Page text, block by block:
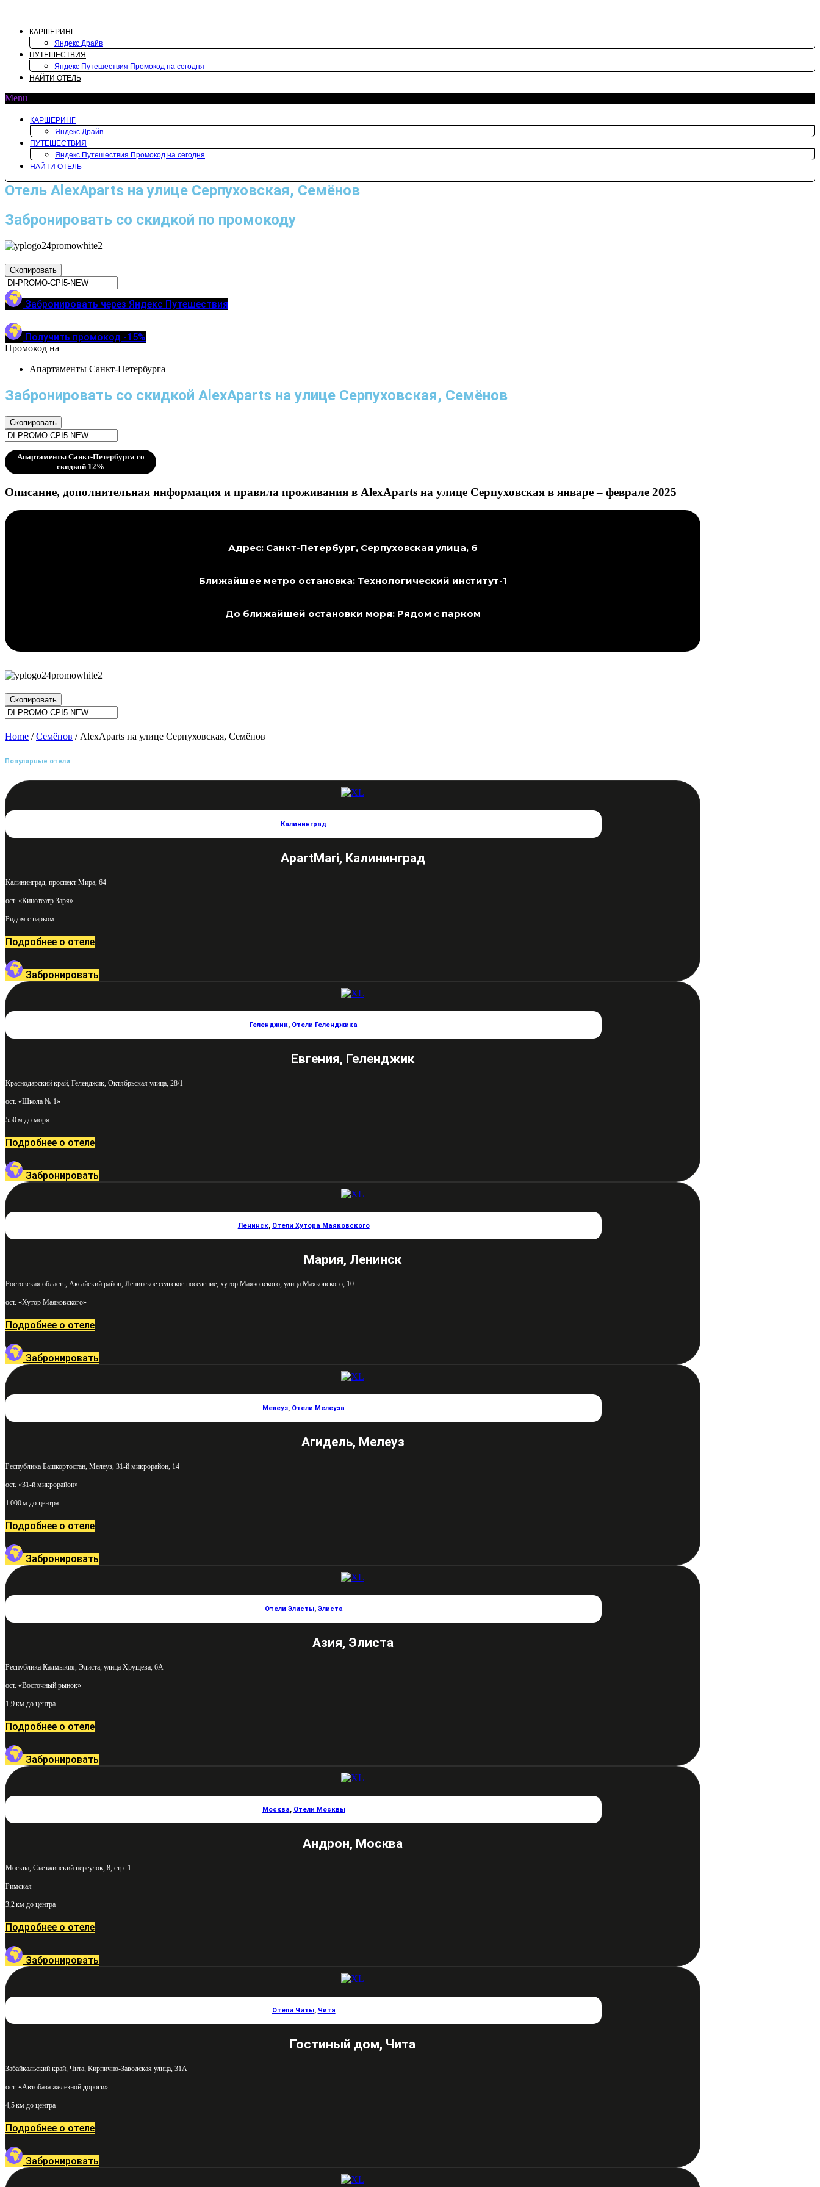
содержимому
КАРШЕРИНГ
Яндекс Драйв
ПУТЕШЕСТВИЯ
Яндекс Путешествия Промокод на сегодня
НАЙТИ ОТЕЛЬ
Menu
КАРШЕРИНГ
Яндекс Драйв
ПУТЕШЕСТВИЯ
Яндекс Путешествия Промокод на сегодня
НАЙТИ ОТЕЛЬ
Отель AlexAparts на улице Серпуховская, Семёнов
Забронировать со скидкой по промокоду
Скопировать
Забронировать через Яндекс Путешествия
Получить промокод -15%
Промокод на
Апартаменты Санкт-Петербурга
Забронировать со скидкой AlexAparts на улице Серпуховская, Семёнов
Скопировать
Апартаменты Санкт-Петербурга со
скидкой 12%
Описание, дополнительная информация и правила проживания в AlexAparts на улице Серпуховская в январе – феврале 2025
Адрес: Санкт-Петербург, Серпуховская улица, 6
Ближайшее метро остановка: Технологический институт-1
До ближайшей остановки моря: Рядом с парком
Скопировать
Home /Семёнов / AlexAparts на улице Серпуховская, Семёнов
Популярные отели
Калининград
ApartMari, Калининград
Калининград, проспект Мира, 64
ост. «Кинотеатр Заря»
Рядом с парком
Подробнее о отеле
Забронировать
Геленджик, Отели Геленджика
Евгения, Геленджик
Краснодарский край, Геленджик, Октябрьская улица, 28/1
ост. «Школа № 1»
550 м до моря
Подробнее о отеле
Забронировать
Ленинск, Отели Хутора Маяковского
Мария, Ленинск
Ростовская область, Аксайский район, Ленинское сельское поселение, хутор Маяковского, улица Маяковского, 10
ост. «Хутор Маяковского»
Подробнее о отеле
Забронировать
Мелеуз, Отели Мелеуза
Агидель, Мелеуз
Республика Башкортостан, Мелеуз, 31-й микрорайон, 14
ост. «31-й микрорайон»
1 000 м до центра
Подробнее о отеле
Забронировать
Отели Элисты, Элиста
Азия, Элиста
Республика Калмыкия, Элиста, улица Хрущёва, 6А
ост. «Восточный рынок»
1,9 км до центра
Подробнее о отеле
Забронировать
Москва, Отели Москвы
Андрон, Москва
Москва, Съезжинский переулок, 8, стр. 1
Римская
3,2 км до центра
Подробнее о отеле
Забронировать
Отели Читы, Чита
Гостиный дом, Чита
Забайкальский край, Чита, Кирпично-Заводская улица, 31А
ост. «Автобаза железной дороги»
4,5 км до центра
Подробнее о отеле
Забронировать